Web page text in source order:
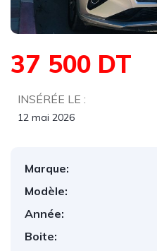
37 500 DT
INSÉRÉE LE :
12 mai 2026
Marque:
Modèle:
Année:
Boite: